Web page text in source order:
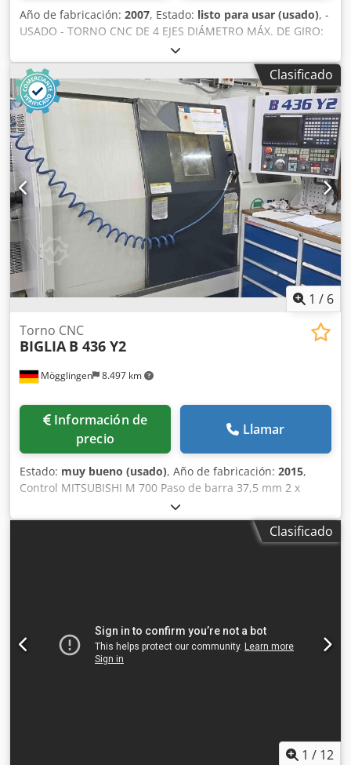
Año de fabricación: 2007, Estado: listo para usar (usado), -
USADO - TORNO CNC DE 4 EJES DIÁMETRO MÁX. DE GIRO:
580 mm LONGITUD MÁX. DE TORNEADO: 560 mm
DIÁMETRO MÁX. DE TORNEADO: 220 mm CAPACIDAD DE
BARRA: 45 mm HUSILLO: 5000 rpm; 11-15 kW; 76 - 108 Nm;
ASA 5" RECORRIDO EJE X: 170 mm Cedeyy D Ncepfx Agrorf
RECORRIDO EJE Y: 55/-50 mm RECORRIDO EJE Z: 560 mm
RAPIDEZ X-Y-Z: 20 - 6 - 24 m/min TORRETA MOTORIZADA:
12 POSICIONES; 3000 rpm; 3,7 kW UNIDAD DE CONTROL:
FANUC 18i-TB PESO: 4500 kg DIMENSIONES TOTALES: 4200
x 2000 x 1900 mm ACCESORIOS: RECOGEDOR DE PIEZAS;
TRANSPORTADOR DE VIRUTAS; MEDIDOR DE
HERRAMIENTAS NOTA: REVISIÓN EN LÍNEA DEL HUSILLO Y
MOTOR DE LA TORRETA; SUSTITUCIÓN DE LA CORREA DEL
MOTOR DEL HUSILLO
Clasificado
1 / 6
Mögglingen 8.497 km
Torno CNC
BIGLIA B 436 Y2
Información de
precio
Llamar
Estado: muy bueno (usado), Año de fabricación: 2015,
Control MITSUBISHI M 700 Paso de barra 37,5 mm 2 x
torretas de 12 posiciones con herramientas motorizadas 2
x eje C 2 x eje Y Husillo principal / contrapunto Cargador
de barras FMB turbo 3-36 Sistema de filtrado deClasificado
1 / 12